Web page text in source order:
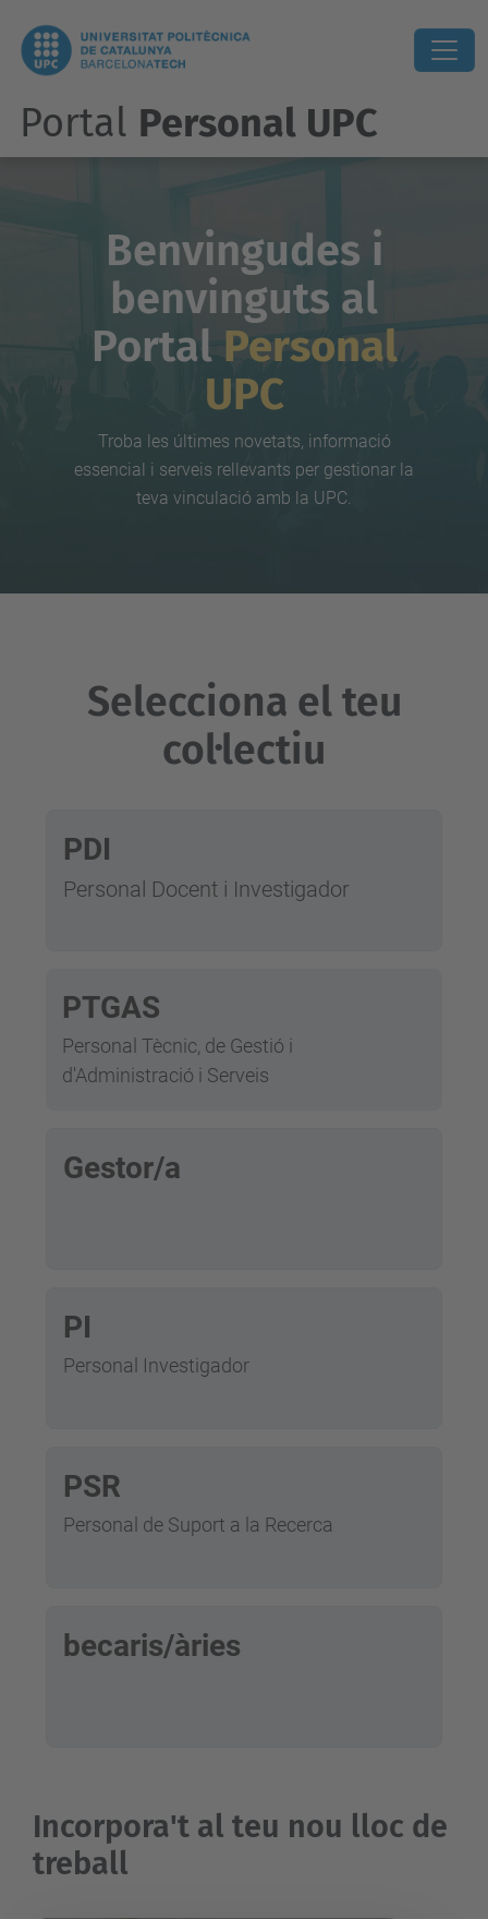
Portal Personal UPC
Benvingudes i
benvinguts al
Portal Personal
UPC
Troba les últimes novetats, informació
essencial i serveis rellevants per gestionar la
teva vinculació amb la UPC.
Selecciona el teu
col·lectiu
PDI
Personal Docent i Investigador
PTGAS
Personal Tècnic, de Gestió i
d'Administració i Serveis
Gestor/a
PI
Personal Investigador
PSR
Personal de Suport a la Recerca
becaris/àries
Incorpora't al teu nou lloc de
treball